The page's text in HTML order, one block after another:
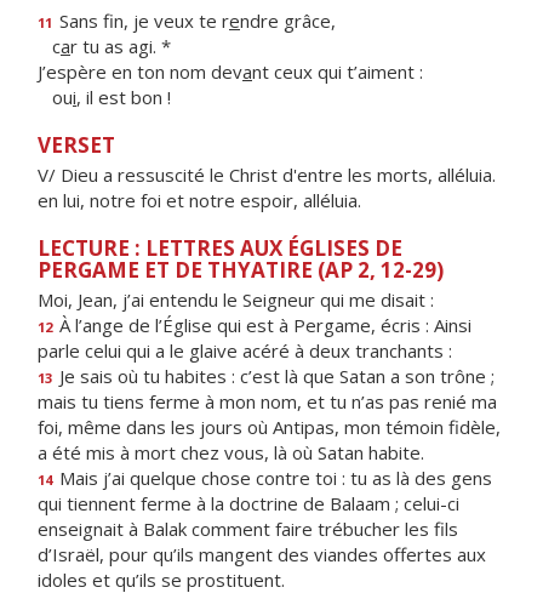
11 Sans fin, je veux te rendre grâce,
car tu as agi. *
J’espère en ton nom devant ceux qui t’aiment :
oui, il est bon !
VERSET
V/ Dieu a ressuscité le Christ d'entre les morts, alléluia.
en lui, notre foi et notre espoir, alléluia.
LECTURE : LETTRES AUX ÉGLISES DE
PERGAME ET DE THYATIRE (AP 2, 12-29)
Moi, Jean, j’ai entendu le Seigneur qui me disait :
12 À l’ange de l’Église qui est à Pergame, écris : Ainsi
parle celui qui a le glaive acéré à deux tranchants :
13 Je sais où tu habites : c’est là que Satan a son trône ;
mais tu tiens ferme à mon nom, et tu n’as pas renié ma
foi, même dans les jours où Antipas, mon témoin fidèle,
a été mis à mort chez vous, là où Satan habite.
14 Mais j’ai quelque chose contre toi : tu as là des gens
qui tiennent ferme à la doctrine de Balaam ; celui-ci
enseignait à Balak comment faire trébucher les fils
d’Israël, pour qu’ils mangent des viandes offertes aux
idoles et qu’ils se prostituent.